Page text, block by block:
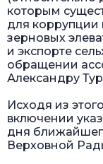
которым
для коррупции
зерновых
и экспорте
обращении
Александру
Исходя из
включении
дня
Верховной